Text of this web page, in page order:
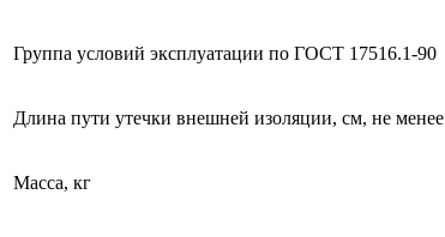
Группа условий эксплуатации по ГОСТ 17516.1-90
Длина пути утечки внешней изоляции, см, не менее
Масса, кг